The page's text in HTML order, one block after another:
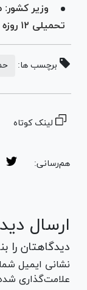
وزیر
تحمیلی ۱۲ روزه غلط بود
برچسب ها:
لینک کوتاه
هم‌رسانی:
ارسال
دیدگاهتان را
نشانی ایمیل
علامت‌گذاری